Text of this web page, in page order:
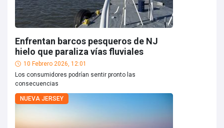
Enfrentan barcos pesqueros de NJ
hielo que paraliza vías fluviales
10 Febrero 2026, 12:01
Los consumidores podrían sentir pronto las
consecuencias
NUEVA JERSEY